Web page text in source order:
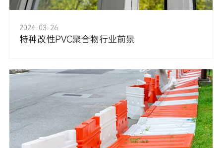
2024-03-26
特种改性PVC聚合物行业前景